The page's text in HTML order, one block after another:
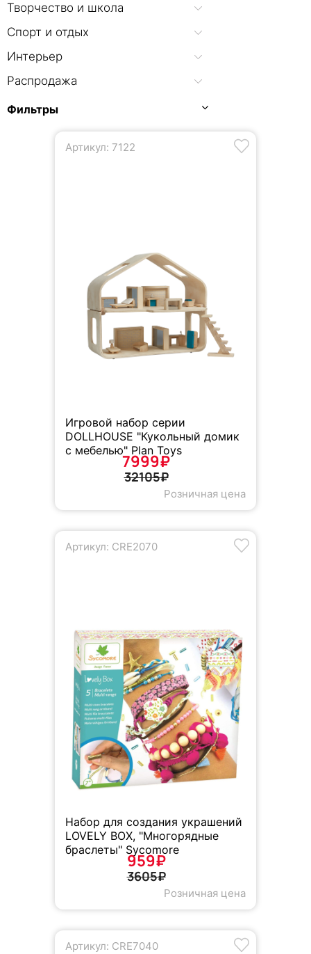
Творчество и школа
Спорт и отдых
Интерьер
Распродажа
Фильтры
Артикул: 7122
Игровой набор серии
DOLLHOUSE "Кукольный домик
с мебелью" Plan Toys
7999₽
32105₽
Розничная цена
Артикул: CRE2070
Набор для создания украшений
LOVELY BOX, "Многорядные
браслеты" Sycomore
959₽
3605₽
Розничная цена
Артикул: CRE7040